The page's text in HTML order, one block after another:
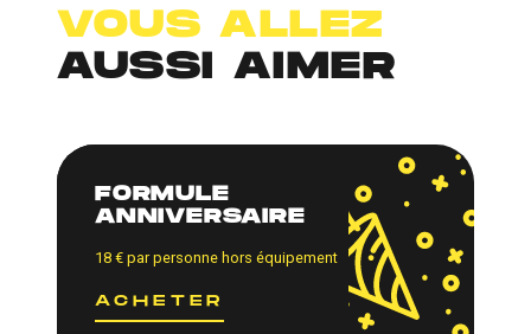
VOUS ALLEZ
AUSSI AIMER
FORMULE
ANNIVERSAIRE
18 € par personne hors équipement
ACHETER